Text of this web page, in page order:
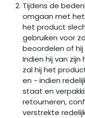
Tijdens de
omgaan met het
het product
gebruiken voor
beoordelen of
Indien hij van
zal hij het
en - indien
staat en
retourneren,
verstrekte